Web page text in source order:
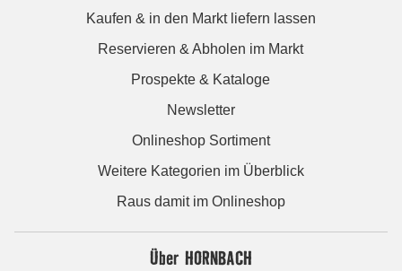
Kaufen & in den Markt liefern lassen
Reservieren & Abholen im Markt
Prospekte & Kataloge
Newsletter
Onlineshop Sortiment
Weitere Kategorien im Überblick
Raus damit im Onlineshop
Über HORNBACH